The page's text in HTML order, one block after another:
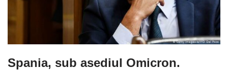
Spania, sub asediul Omicron.